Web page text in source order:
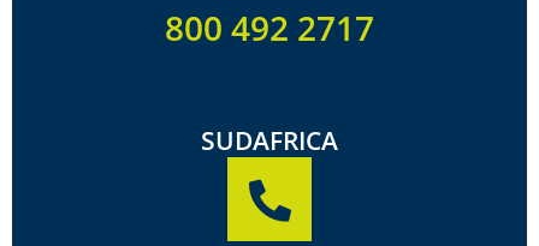
800 492 2717
SUDAFRICA